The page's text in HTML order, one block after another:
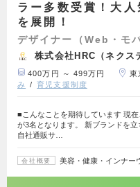
ラー多数受賞！大
を展開！
デザイナー（Web・モ
株式会社HRC（ネクス
400万円 ～ 499万円 東
み
育児支援制度
■こんなことを期待しています 現
が3名となります。 新ブランドを立
自社通販サ…
会社概要 美容・健康・インナー